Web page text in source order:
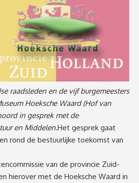
raadsleden en de vijf burgemeesters
Hoeksche Waard (Hof van
in gesprek met de
en Middelen.Het gesprek gaat
rond de bestuurlijke toekomst van
van de provincie Zuid-
hierover met de Hoeksche Waard in